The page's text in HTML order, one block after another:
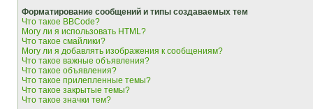
Форматирование сообщений и типы создаваемых тем
Что такое BBCode?
Могу ли я использовать HTML?
Что такое смайлики?
Могу ли я добавлять изображения к сообщениям?
Что такое важные объявления?
Что такое объявления?
Что такое прилепленные темы?
Что такое закрытые темы?
Что такое значки тем?